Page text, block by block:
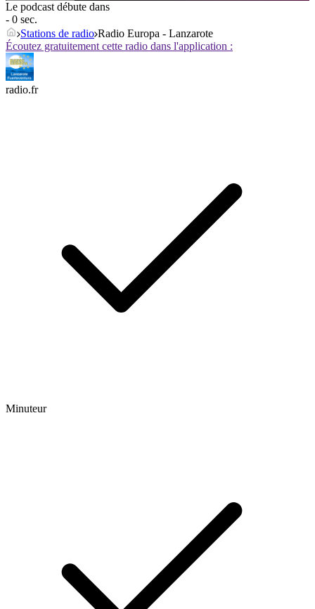
Le podcast débute dans
- 0 sec.
Stations de radio Radio Europa - Lanzarote
Écoutez gratuitement cette radio dans l'application :
radio.fr
Minuteur